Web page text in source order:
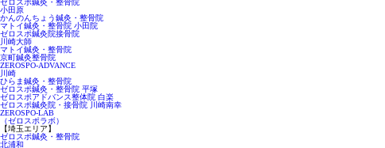
ゼロスポ鍼灸・整骨院
小田原
かんのんちょう鍼灸・整骨院
マトイ鍼灸・整骨院 小田院
ゼロスポ鍼灸院接骨院
川崎大師
マトイ鍼灸・整骨院
京町鍼灸整骨院
ZEROSPO-ADVANCE
川崎
ひらま鍼灸・整骨院
ゼロスポ鍼灸・整骨院 平塚
ゼロスポアドバンス整体院 白楽
ゼロスポ鍼灸院・接骨院 川崎南幸
ZEROSPO-LAB
（ゼロスポラボ）
【埼玉エリア】
ゼロスポ鍼灸・整骨院
北浦和